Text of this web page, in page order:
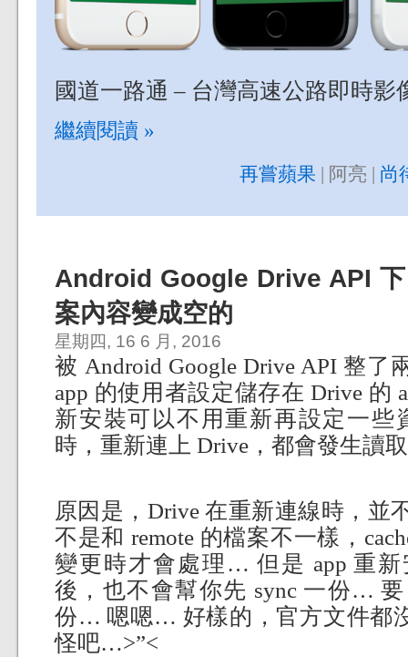
國道一路通 – 台灣高速公路即時
繼續閱讀 »
再嘗蘋果 | 阿亮 | 尚
Android Google Drive API
案內容變成空的
星期四, 16 6 月, 2016
被 Android Google Drive API 整
app 的使用者設定儲存在 Drive 的
新安裝可以不用重新再設定一些
時，重新連上 Drive，都會發生讀
原因是，Drive 在重新連線時，並
不是和 remote 的檔案不一樣，
變更時才會處理… 但是 app 重新
後，也不會幫你先 sync 一份… 要
份… 嗯嗯… 好樣的，官方文件都
怪吧…>”<